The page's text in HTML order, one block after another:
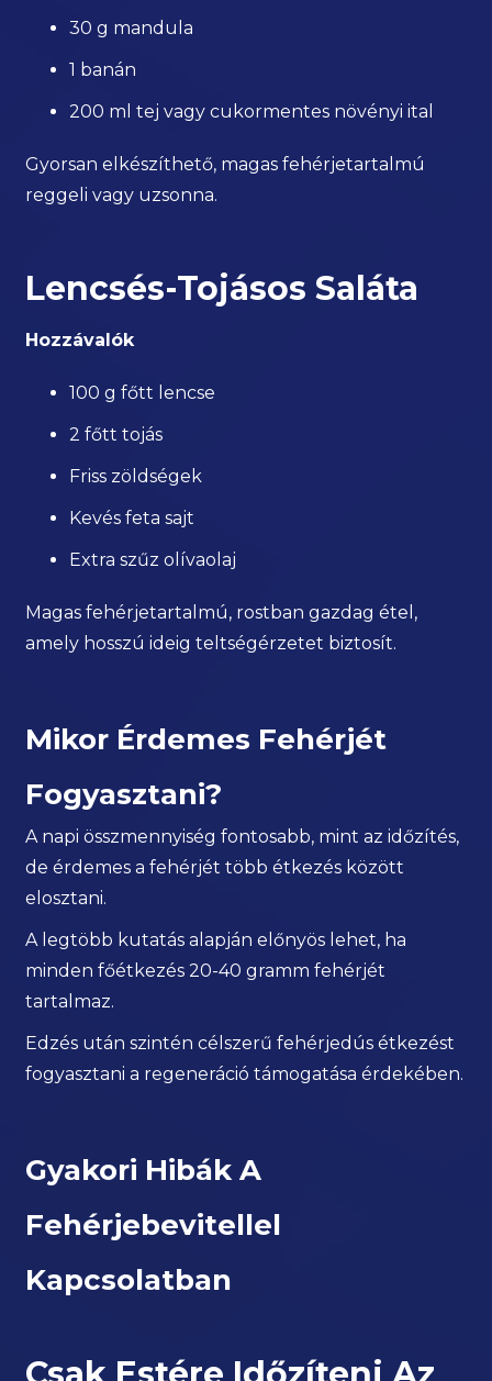
30 g mandula
1 banán
200 ml tej vagy cukormentes növényi ital
Gyorsan elkészíthető, magas fehérjetartalmú
reggeli vagy uzsonna.
Lencsés-Tojásos Saláta
Hozzávalók
100 g főtt lencse
2 főtt tojás
Friss zöldségek
Kevés feta sajt
Extra szűz olívaolaj
Magas fehérjetartalmú, rostban gazdag étel,
amely hosszú ideig teltségérzetet biztosít.
Mikor Érdemes Fehérjét
Fogyasztani?
A napi összmennyiség fontosabb, mint az időzítés,
de érdemes a fehérjét több étkezés között
elosztani.
A legtöbb kutatás alapján előnyös lehet, ha
minden főétkezés 20-40 gramm fehérjét
tartalmaz.
Edzés után szintén célszerű fehérjedús étkezést
fogyasztani a regeneráció támogatása érdekében.
Gyakori Hibák A
Fehérjebevitellel
Kapcsolatban